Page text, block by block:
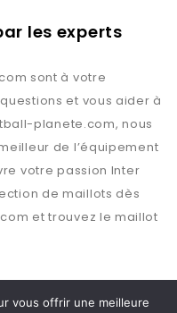
les experts
sont à votre
et vous aider à
planete.com, nous
de l’équipement
votre passion Inter
de maillots dès
et trouvez le maillot
vous offrir une meilleure